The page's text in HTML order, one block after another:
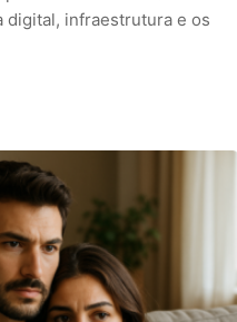
digital, infraestrutura e os